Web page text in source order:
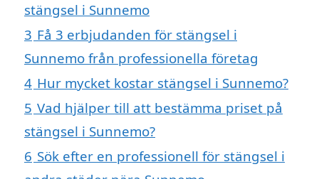
stängsel i Sunnemo
3 Få 3 erbjudanden för stängsel i
Sunnemo från professionella företag
4 Hur mycket kostar stängsel i Sunnemo?
5 Vad hjälper till att bestämma priset på
stängsel i Sunnemo?
6 Sök efter en professionell för stängsel i